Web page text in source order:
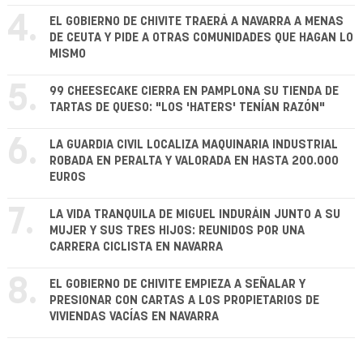
4.
EL GOBIERNO DE CHIVITE TRAERÁ A NAVARRA A MENAS
DE CEUTA Y PIDE A OTRAS COMUNIDADES QUE HAGAN LO
MISMO
5.
99 CHEESECAKE CIERRA EN PAMPLONA SU TIENDA DE
TARTAS DE QUESO: "LOS 'HATERS' TENÍAN RAZÓN"
6.
LA GUARDIA CIVIL LOCALIZA MAQUINARIA INDUSTRIAL
ROBADA EN PERALTA Y VALORADA EN HASTA 200.000
EUROS
7.
LA VIDA TRANQUILA DE MIGUEL INDURÁIN JUNTO A SU
MUJER Y SUS TRES HIJOS: REUNIDOS POR UNA
CARRERA CICLISTA EN NAVARRA
8.
EL GOBIERNO DE CHIVITE EMPIEZA A SEÑALAR Y
PRESIONAR CON CARTAS A LOS PROPIETARIOS DE
VIVIENDAS VACÍAS EN NAVARRA